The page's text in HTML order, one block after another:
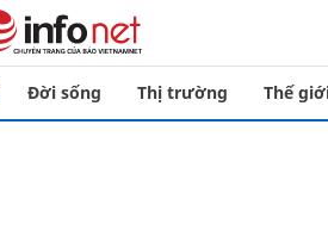
Đời sống Thị trường Thế